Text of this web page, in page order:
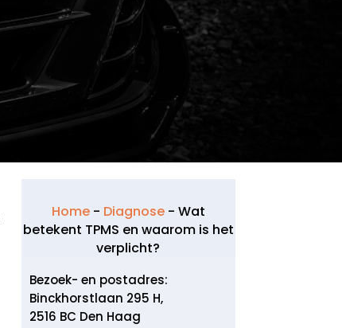
Home- Diagnose- Wat
betekent TPMS en waarom is het
verplicht?
Bezoek- en postadres:
Binckhorstlaan 295 H,
2516 BC Den Haag